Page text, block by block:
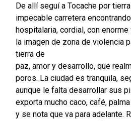
De allí seguí a Tocache por
impecable carretera
hospitalaria, cordial, con
la imagen de zona de violencia
tierra de
paz, amor y desarrollo, que
poros. La ciudad es tranquila,
aunque le falta desarrollar sus
exporta mucho caco, café,
y se nota que va para adelante.